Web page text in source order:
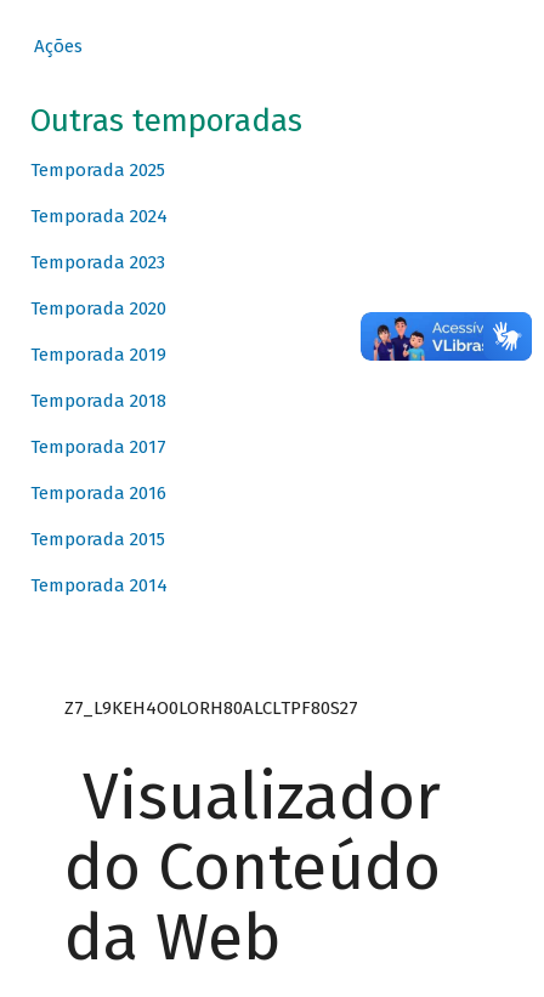
Ações
Outras temporadas
Temporada 2025
Temporada 2024
Temporada 2023
Temporada 2020
Temporada 2019
Temporada 2018
Temporada 2017
Temporada 2016
Temporada 2015
Temporada 2014
Z7_L9KEH4O0LORH80ALCLTPF80S27
Visualizador
do Conteúdo
da Web